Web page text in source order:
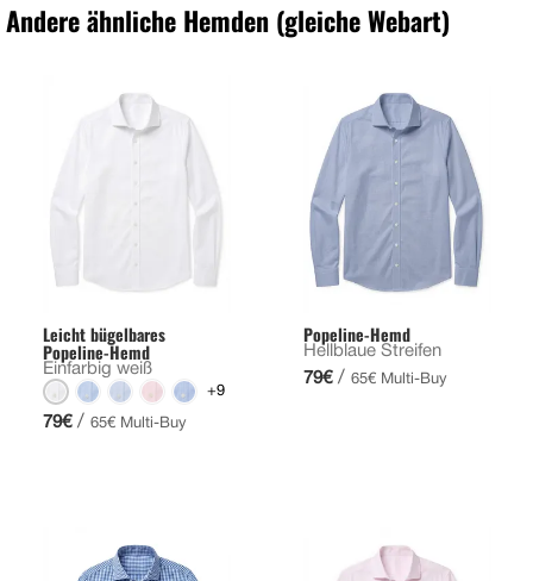
Andere ähnliche Hemden (gleiche Webart)
Leicht bügelbares
Popeline-Hemd
Einfarbig weiß
+9
79€ / 65€ Multi-Buy
Popeline-Hemd
Hellblaue Streifen
79€ / 65€ Multi-Buy